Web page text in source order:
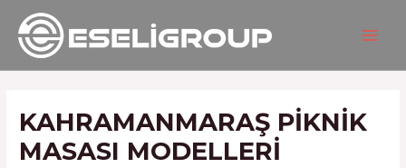
İçeriğe
atla
KAHRAMANMARAŞ PIKNIK
MASASI MODELLERI
Yazı
gezinmesi